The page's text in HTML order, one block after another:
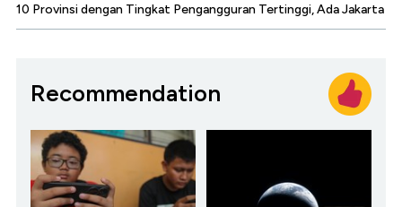
10 Provinsi dengan Tingkat Pengangguran Tertinggi, Ada Jakarta
Recommendation